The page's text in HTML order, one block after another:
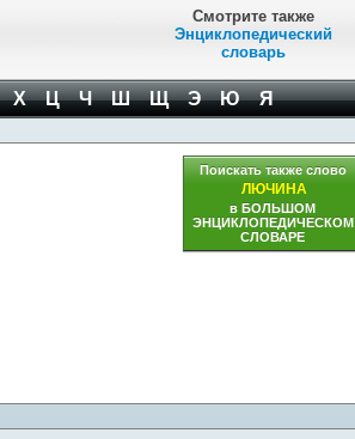
Смотрите также
Энциклопедический
словарь
Х Ц Ч Ш Щ Э Ю Я
Поискать также слово
ЛЮЧИНА
в БОЛЬШОМ
ЭНЦИКЛОПЕДИЧЕСКОМ
СЛОВАРЕ